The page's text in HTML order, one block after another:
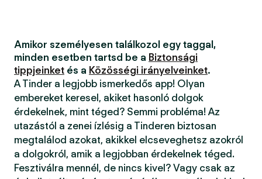
Amikor személyesen találkozol egy taggal,
minden esetben tartsd be a Biztonsági
tippjeinket és a Közösségi irányelveinket.
A Tinder a legjobb ismerkedős app! Olyan
embereket keresel, akiket hasonló dolgok
érdekelnek, mint téged? Semmi probléma! Az
utazástól a zenei ízlésig a Tinderen biztosan
megtalálod azokat, akikkel elcseveghetsz azokról
a dolgokról, amik a legjobban érdekelnek téged.
Fesztiválra mennél, de nincs kivel? Vagy csak az